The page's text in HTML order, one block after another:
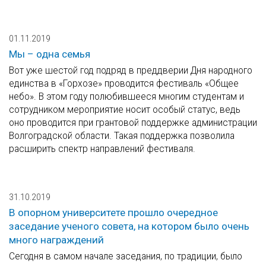
01.11.2019
Мы – одна семья
Вот уже шестой год подряд в преддверии Дня народного
единства в «Горхозе» проводится фестиваль «Общее
небо». В этом году полюбившееся многим студентам и
сотрудником мероприятие носит особый статус, ведь
оно проводится при грантовой поддержке администрации
Волгоградской области. Такая поддержка позволила
расширить спектр направлений фестиваля.
31.10.2019
В опорном университете прошло очередное
заседание ученого совета, на котором было очень
много награждений
Сегодня в самом начале заседания, по традиции, было